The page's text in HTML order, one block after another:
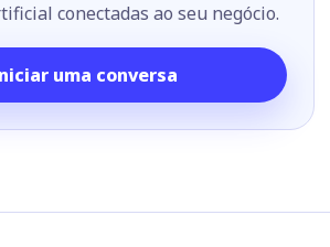
conectadas ao seu negócio.
uma conversa